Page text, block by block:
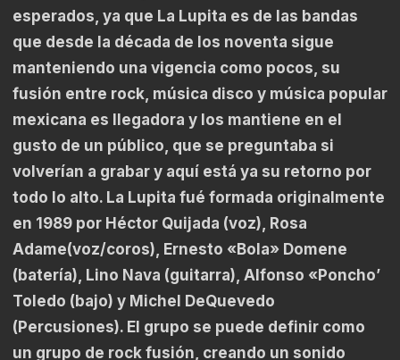
esperados, ya que La Lupita es de las bandas
que desde la década de los noventa sigue
manteniendo una vigencia como pocos, su
fusión entre rock, música disco y música popular
mexicana es llegadora y los mantiene en el
gusto de un público, que se preguntaba si
volverían a grabar y aquí está ya su retorno por
todo lo alto. La Lupita fué formada originalmente
en 1989 por Héctor Quijada (voz), Rosa
Adame(voz/coros), Ernesto «Bola» Domene
(batería), Lino Nava (guitarra), Alfonso «Poncho’
Toledo (bajo) y Michel DeQuevedo
(Percusiones). El grupo se puede definir como
un grupo de rock fusión, creando un sonido